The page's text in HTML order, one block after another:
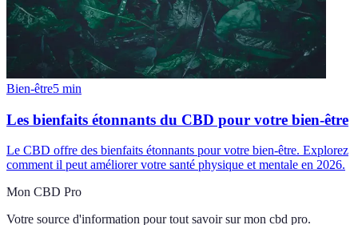
Bien-être5 min
Les bienfaits étonnants du CBD pour votre bien-être
Le CBD offre des bienfaits étonnants pour votre bien-être. Explorez
comment il peut améliorer votre santé physique et mentale en 2026.
Mon CBD Pro
Votre source d'information pour tout savoir sur mon cbd pro.